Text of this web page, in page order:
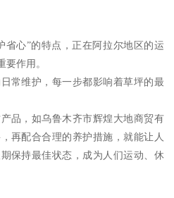
省心”的特点，正在阿拉尔地区的运
作用。
常维护，每一步都影响着草坪的最
品，如乌鲁木齐市辉煌大地商贸有
再配合合理的养护措施，就能让人
保持最佳状态，成为人们运动、休